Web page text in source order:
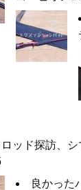
ッド探訪、
良かった